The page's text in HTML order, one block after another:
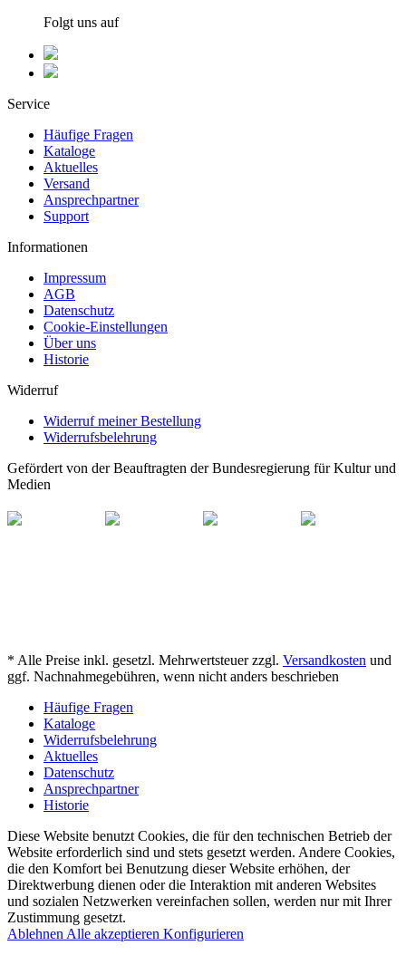
Folgt uns auf
Service
Häufige Fragen
Kataloge
Aktuelles
Versand
Ansprechpartner
Support
Informationen
Impressum
AGB
Datenschutz
Cookie-Einstellungen
Über uns
Historie
Widerruf
Widerruf meiner Bestellung
Widerrufsbelehrung
Gefördert von der Beauftragten der Bundesregierung für Kultur und
Medien
* Alle Preise inkl. gesetzl. Mehrwertsteuer zzgl. Versandkosten und
ggf. Nachnahmegebühren, wenn nicht anders beschrieben
Häufige Fragen
Kataloge
Widerrufsbelehrung
Aktuelles
Datenschutz
Ansprechpartner
Historie
Diese Website benutzt Cookies, die für den technischen Betrieb der
Website erforderlich sind und stets gesetzt werden. Andere Cookies,
die den Komfort bei Benutzung dieser Website erhöhen, der
Direktwerbung dienen oder die Interaktion mit anderen Websites
und sozialen Netzwerken vereinfachen sollen, werden nur mit Ihrer
Zustimmung gesetzt.
Ablehnen Alle akzeptieren Konfigurieren